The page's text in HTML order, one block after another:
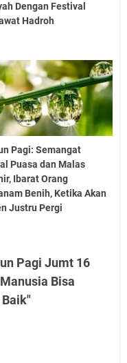
Dengan Festival
Hadroh
Pagi: Semangat
Puasa dan Malas
Ibarat Orang
Benih, Ketika Akan
Justru Pergi
Pagi Jumt 16
Bisa
Baik"